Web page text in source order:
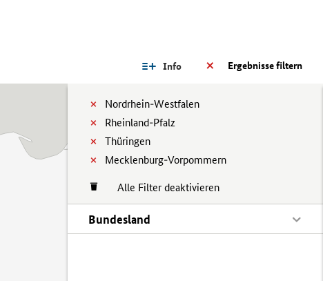
Ergebnisse filtern
Info
Nordrhein-Westfalen
Rheinland-Pfalz
Thüringen
Mecklenburg-Vorpommern
Alle Filter deaktivieren
Bundesland